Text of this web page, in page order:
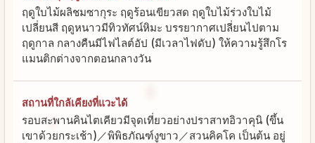
ฤดูใบไม้ผลิชมซากุระ ฤดูร้อนเขียวสด ฤดูใบไม้ร่วงใบไม้
เปลี่ยนสี ฤดูหนาวมีทิวทัศน์หิมะ บรรยากาศเปลี่ยนไปตาม
ฤดูกาล กลางคืนมีไฟไลต์อัป (มีเวลาไฟดับ) ให้ความรู้สึกโร
แมนติกต่างจากตอนกลางวัน
สถานที่ใกล้เคียงที่แวะได้
รอบสะพานคินไตเคียวมีจุดเที่ยวอย่างปราสาทอิวาคุนิ (ขึ้น
เขาด้วยกระเช้า)／พิพิธภัณฑ์งูขาว／สวนคิคโค เป็นต้น อยู่